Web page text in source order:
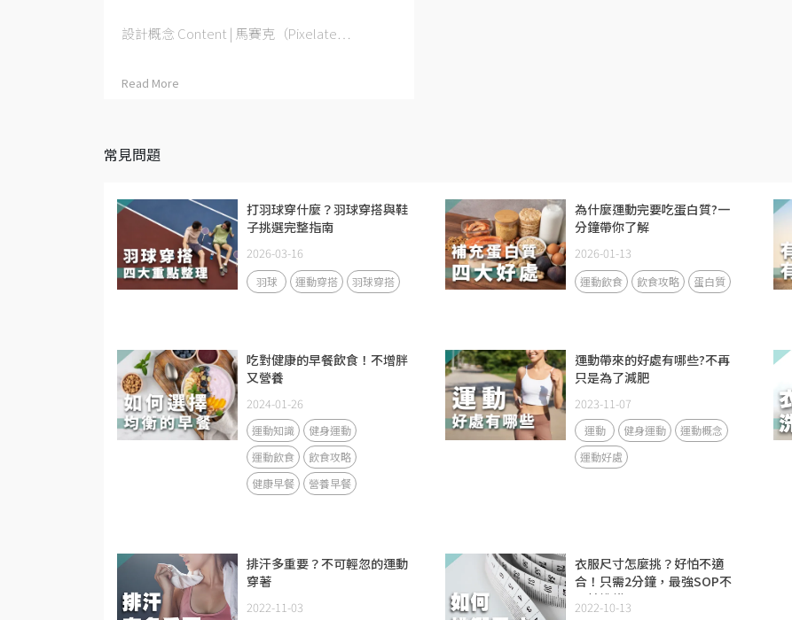
設計概念 Content | 馬賽克（Pixelate⋯
Read More
常見問題
打羽球穿什麼？羽球穿搭與鞋
子挑選完整指南
2026-03-16
羽球 運動穿搭 羽球穿搭
為什麼運動完要吃蛋白質?一
分鐘帶你了解
2026-01-13
運動飲食 飲食攻略 蛋白質
吃對健康的早餐飲食！不增胖
又營養
2024-01-26
運動知識
健身運動
運動飲食
飲食攻略
健康早餐
營養早餐
運動帶來的好處有哪些?不再
只是為了減肥
2023-11-07
運動 健身運動
運動概念
運動好處
排汗多重要？不可輕忽的運動
穿著
2022-11-03
衣服尺寸怎麼挑？好怕不適
合！只需2分鐘，最強SOP不
再怕挑錯！
2022-10-13